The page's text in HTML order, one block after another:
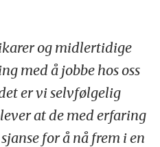
og midlertidige
med å jobbe hos oss
er vi selvfølgelig
at de med erfaring
for å nå frem i en